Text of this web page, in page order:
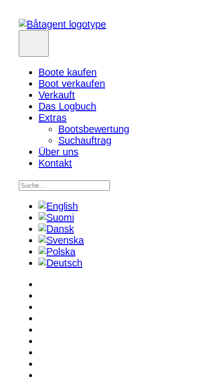
Boote kaufen
Boot verkaufen
Verkauft
Das Logbuch
Extras
Bootsbewertung
Suchauftrag
Über uns
Kontakt